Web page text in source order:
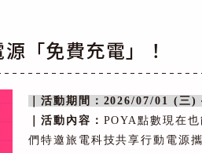
「免費充電」！
｜活動期間： 2026/07/01 (三)
｜活動內容： POYA點數現在
們特邀旅電科技共享行動電源